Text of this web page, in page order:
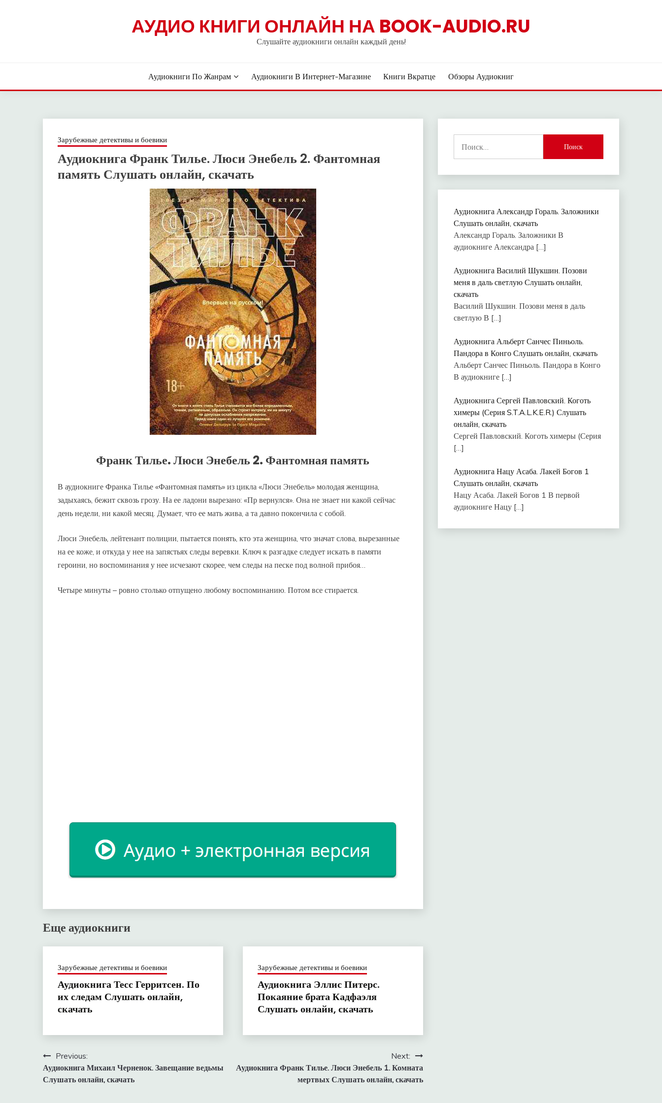
АУДИО КНИГИ ОНЛАЙН НА BOOK-AUDIO.RU
Слушайте аудиокниги онлайн каждый день!
Аудиокниги По Жанрам Аудиокниги В Интернет-Магазине Книги Вкратце Обзоры Аудиокниг
Зарубежные детективы и боевики
Аудиокнига Франк Тилье. Люси Энебель 2. Фантомная
память Слушать онлайн, скачать
Франк Тилье. Люси Энебель 2. Фантомная память
В аудиокниге Франка Тилье «Фантомная память» из цикла «Люси Энебель» молодая женщина,
задыхаясь, бежит сквозь грозу. На ее ладони вырезано: «Пр вернулся». Она не знает ни какой сейчас
день недели, ни какой месяц. Думает, что ее мать жива, а та давно покончила с собой.
Люси Энебель, лейтенант полиции, пытается понять, кто эта женщина, что значат слова, вырезанные
на ее коже, и откуда у нее на запястьях следы веревки. Ключ к разгадке следует искать в памяти
героини, но воспоминания у нее исчезают скорее, чем следы на песке под волной прибоя…
Четыре минуты – ровно столько отпущено любому воспоминанию. Потом все стирается.
Еще аудиокниги
Зарубежные детективы и боевики
Аудиокнига Тесс Герритсен. По
их следам Слушать онлайн,
скачать
Зарубежные детективы и боевики
Аудиокнига Эллис Питерс.
Покаяние брата Кадфаэля
Слушать онлайн, скачать
Навигация
по
Previous:
Аудиокнига Михаил Черненок. Завещание ведьмы
Слушать онлайн, скачать
Next:
Аудиокнига Франк Тилье. Люси Энебель 1. Комната
мертвых Слушать онлайн, скачать
Аудиокнига Александр Гораль. Заложники
Слушать онлайн, скачать
Александр Гораль. Заложники В
аудиокниге Александра […]
Аудиокнига Василий Шукшин. Позови
меня в даль светлую Слушать онлайн,
скачать
Василий Шукшин. Позови меня в даль
светлую В […]
Аудиокнига Альберт Санчес Пиньоль.
Пандора в Конго Слушать онлайн, скачать
Альберт Санчес Пиньоль. Пандора в Конго
В аудиокниге […]
Аудиокнига Сергей Павловский. Коготь
химеры (Серия S.T.A.L.K.E.R.) Слушать
онлайн, скачать
Сергей Павловский. Коготь химеры (Серия
[…]
Аудиокнига Нацу Асаба. Лакей Богов 1
Слушать онлайн, скачать
Нацу Асаба. Лакей Богов 1 В первой
аудиокниге Нацу […]